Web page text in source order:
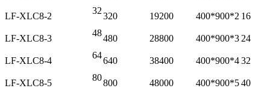
LF-XLC8-2
32
320 19200 400*900*2 16
LF-XLC8-3
48
480 28800 400*900*3 24
LF-XLC8-4
64
640 38400 400*900*432
LF-XLC8-5
80
800 48000 400*900*540